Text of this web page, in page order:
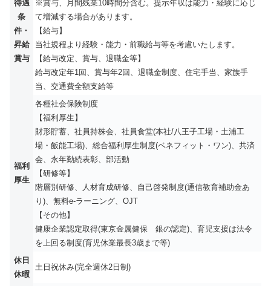
待遇
条
件・
昇給
賞与
※賞与、月間残業10時間分含む。提示年収は能力・経験に応じ
て増減する場合があります。
【給与】
当社規程より経験・能力・前職給与等を考慮いたします。
【給与改定、賞与、退職金等】
給与改定年1回、賞与年2回、退職金制度、住宅手当、家族手
当、交通費全額支給等
福利
厚生
各種社会保険制度
【福利厚生】
財形貯蓄、社員持株会、社員食堂(本社/八王子工場・土浦工
場・飯能工場)、総合福利厚生制度(ベネフィット・ワン)、共済
会、永年勤続表彰、部活動
【研修等】
階層別研修、人材育成研修、自己啓発制度(通信教育補助金あ
り)、無料e-ラーニング、OJT
【その他】
健康企業認定取得(東京金属健保 銀の認定)、育児支援は法令
を上回る制度(育児休業最長3歳まで等)
休日
休暇
土日祝休み(完全週休2日制)